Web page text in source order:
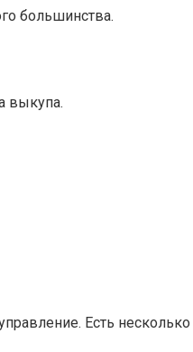
большинства.
выкупа.
Есть